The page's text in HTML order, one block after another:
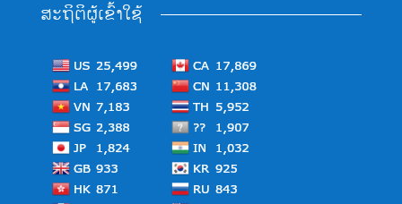
ສະຖິຕິຜູ້ເຂົ້າໃຊ້